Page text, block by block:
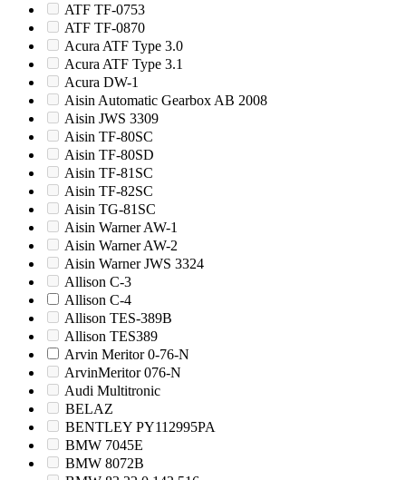
ATF TF-0753
ATF TF-0870
Acura ATF Type 3.0
Acura ATF Type 3.1
Acura DW-1
Aisin Automatic Gearbox AB 2008
Aisin JWS 3309
Aisin TF-80SC
Aisin TF-80SD
Aisin TF-81SC
Aisin TF-82SC
Aisin TG-81SC
Aisin Warner AW-1
Aisin Warner AW-2
Aisin Warner JWS 3324
Allison C-3
Allison C-4
Allison TES-389B
Allison TES389
Arvin Meritor 0-76-N
ArvinMeritor 076-N
Audi Multitronic
BELAZ
BENTLEY PY112995PA
BMW 7045E
BMW 8072B